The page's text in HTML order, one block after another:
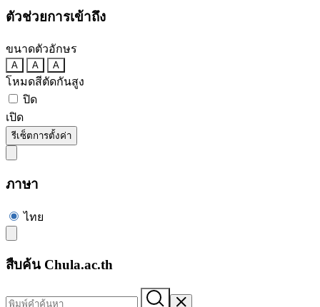
ตัวช่วยการเข้าถึง
ขนาดตัวอักษร
A A A
โหมดสีตัดกันสูง
ปิด
เปิด
รีเซ็ตการตั้งค่า
ภาษา
ไทย
สืบค้น Chula.ac.th